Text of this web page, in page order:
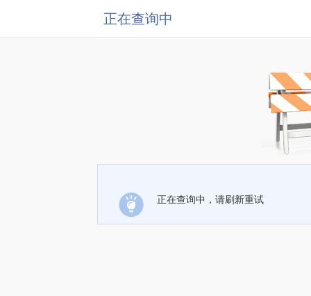
正在查询中
正在查询中，请刷新重试